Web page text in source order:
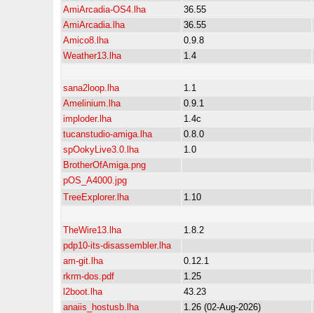
AmiArcadia-OS4.lha
36.55
AmiArcadia.lha
36.55
Amico8.lha
0.9.8
Weather13.lha
1.4
sana2loop.lha
1.1
Amelinium.lha
0.9.1
imploder.lha
1.4c
tucanstudio-amiga.lha
0.8.0
spOokyLive3.0.lha
1.0
BrotherOfAmiga.png
pOS_A4000.jpg
TreeExplorer.lha
1.10
TheWire13.lha
1.8.2
pdp10-its-disassembler.lha
am-git.lha
0.12.1
rkrm-dos.pdf
1.25
l2boot.lha
43.23
anaiis_hostusb.lha
1.26 (02-Aug-2026)